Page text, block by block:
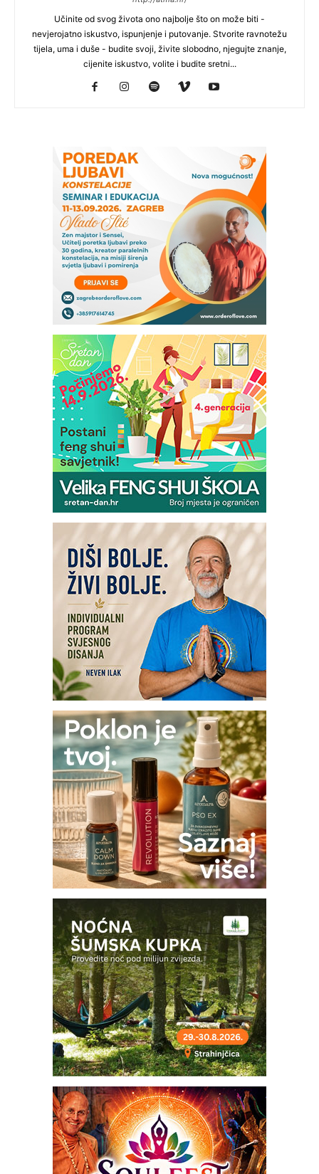
Učinite od svog života ono najbolje što on može biti -
nevjerojatno iskustvo, ispunjenje i putovanje. Stvorite ravnotežu
tijela, uma i duše - budite svoji, živite slobodno, njegujte znanje,
cijenite iskustvo, volite i budite sretni...